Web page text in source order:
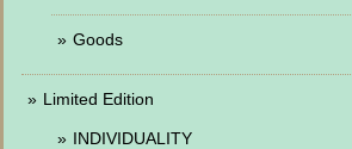
Goods
Limited Edition
INDIVIDUALITY